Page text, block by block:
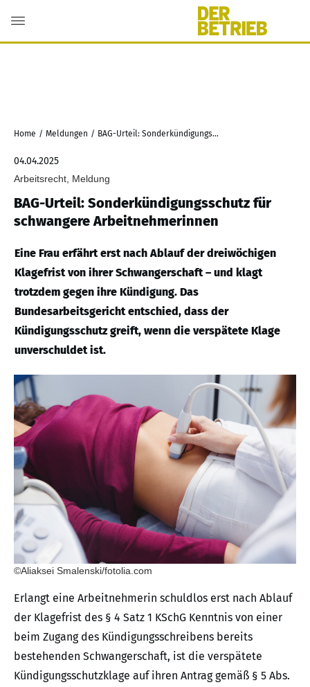
Home / Meldungen / BAG-Urteil: Sonderkündigungsschutz für schwangere Arbeitnehmerinnen
04.04.2025
Arbeitsrecht, Meldung
BAG-Urteil: Sonderkündigungsschutz für
schwangere Arbeitnehmerinnen
Eine Frau erfährt erst nach Ablauf der dreiwöchigen
Klagefrist von ihrer Schwangerschaft – und klagt
trotzdem gegen ihre Kündigung. Das
Bundesarbeitsgericht entschied, dass der
Kündigungsschutz greift, wenn die verspätete Klage
unverschuldet ist.
©Aliaksei Smalenski/fotolia.com
Erlangt eine Arbeitnehmerin schuldlos erst nach Ablauf
der Klagefrist des § 4 Satz 1 KSchG Kenntnis von einer
beim Zugang des Kündigungsschreibens bereits
bestehenden Schwangerschaft, ist die verspätete
Kündigungsschutzklage auf ihren Antrag gemäß § 5 Abs.